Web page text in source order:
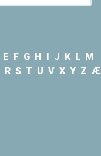
E F G H I J K L M
R S T U V X Y Z Æ